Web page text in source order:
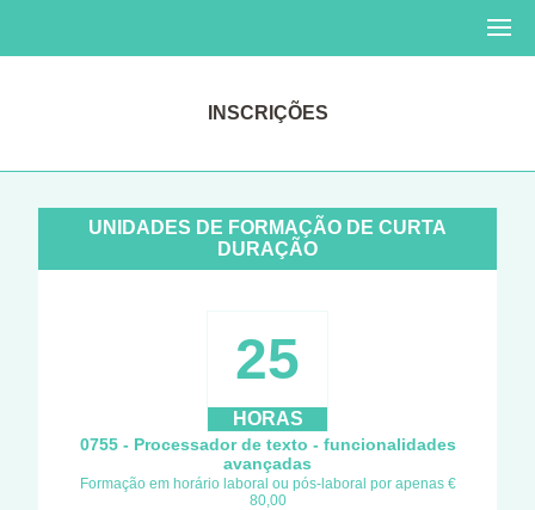
INSCRIÇÕES
UNIDADES DE FORMAÇÃO DE CURTA
DURAÇÃO
25
HORAS
0755 - Processador de texto - funcionalidades
avançadas
Formação em horário laboral ou pós-laboral por apenas €
80,00